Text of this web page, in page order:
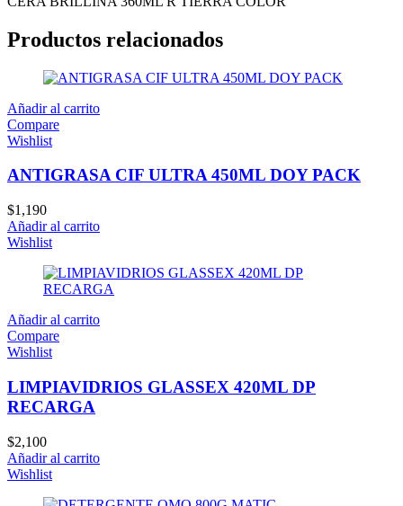
Productos relacionados
Añadir al carrito
Compare
Wishlist
ANTIGRASA CIF ULTRA 450ML DOY PACK
$1,190
Añadir al carrito
Wishlist
Añadir al carrito
Compare
Wishlist
LIMPIAVIDRIOS GLASSEX 420ML DP
RECARGA
$2,100
Añadir al carrito
Wishlist